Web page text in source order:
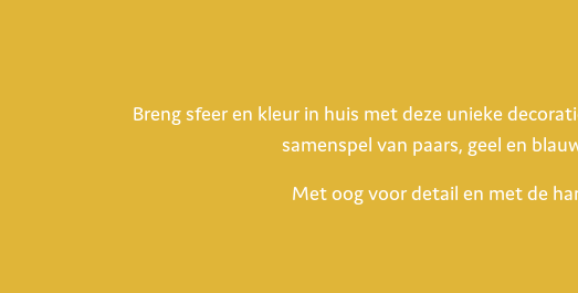
Breng sfeer en kleur in huis met deze unieke
samenspel van paars, geel en
Met oog voor detail en met de